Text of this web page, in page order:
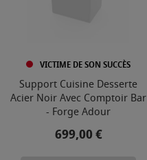
VICTIME DE SON SUCCÈS
Support Cuisine Desserte
Acier Noir Avec Comptoir Bar
- Forge Adour
Prix
699,00 €